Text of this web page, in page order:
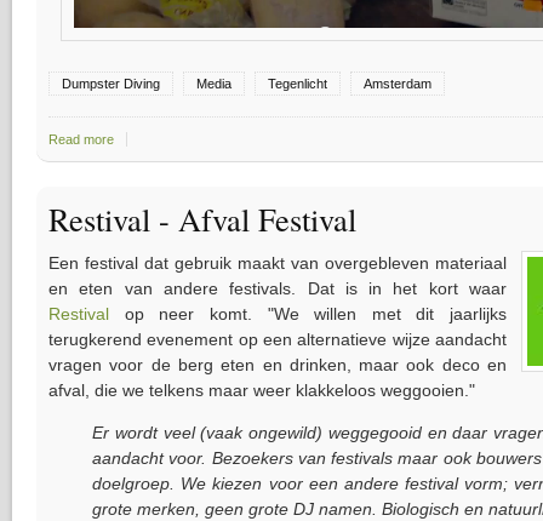
Dumpster Diving Media Tegenlicht Amsterdam
Read more
Restival - Afval Festival
Een festival dat gebruik maakt van overgebleven materiaal
en eten van andere festivals. Dat is in het kort waar
Restival op neer komt. "We willen met dit jaarlijks
terugkerend evenement op een alternatieve wijze aandacht
vragen voor de berg eten en drinken, maar ook deco en
afval, die we telkens maar weer klakkeloos weggooien."
Er wordt veel (vaak ongewild) weggegooid en daar
aandacht voor. Bezoekers van festivals maar ook
doelgroep. We kiezen voor een andere festival vorm;
grote merken, geen grote DJ namen. Biologisch en